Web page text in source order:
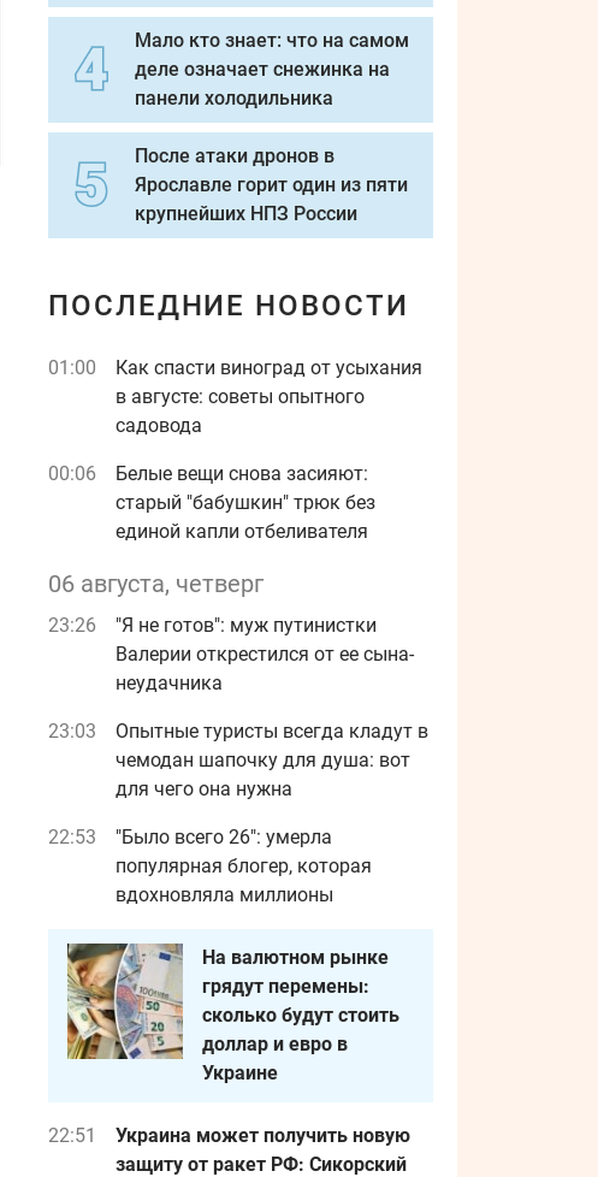
Мало кто знает: что на самом
деле означает снежинка на
панели холодильника
После атаки дронов в
Ярославле горит один из пяти
крупнейших НПЗ России
ПОСЛЕДНИЕ НОВОСТИ
01:00
Как спасти виноград от усыхания
в августе: советы опытного
садовода
00:06
Белые вещи снова засияют:
старый "бабушкин" трюк без
единой капли отбеливателя
06 августа, четверг
23:26
"Я не готов": муж путинистки
Валерии открестился от ее сына-
неудачника
23:03
Опытные туристы всегда кладут в
чемодан шапочку для душа: вот
для чего она нужна
22:53
"Было всего 26": умерла
популярная блогер, которая
вдохновляла миллионы
На валютном рынке
грядут перемены:
сколько будут стоить
доллар и евро в
Украине
22:51
Украина может получить новую
защиту от ракет РФ: Сикорский